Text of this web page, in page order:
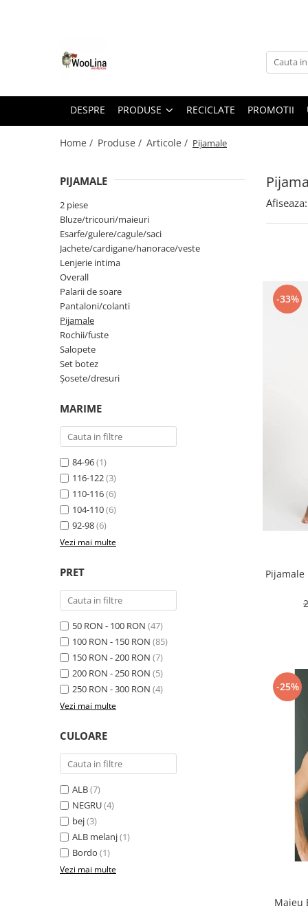
Bluze/tricouri/maieuri
Jachete/cardigane/hanorace/veste
Palarii de soare
Esarfe/gulere/cagule/saci
Șosete/dresuri
Lenjerie intima
Lână merinos 100% & amestec
SIGO
DESPRE
PRODUSE RECICLATE PROMOTII
Home / Produse / Articole / Pijamale
PIJAMALE
2 piese
Bluze/tricouri/maieuri
Esarfe/gulere/cagule/saci
Jachete/cardigane/hanorace/veste
Lenjerie intima
Overall
Palarii de soare
Pantaloni/colanti
Pijamale
Rochii/fuste
Salopete
Set botez
Șosete/dresuri
MARIME
84-96(1)
116-122(3)
110-116(6)
104-110(6)
92-98(6)
Vezi mai multe
PRET
50 RON - 100 RON (47)
100 RON - 150 RON (85)
150 RON - 200 RON (7)
200 RON - 250 RON (5)
250 RON - 300 RON (4)
Vezi mai multe
CULOARE
ALB(7)
NEGRU(4)
bej(3)
ALB melanj(1)
Bordo (1)
Vezi mai multe
Afiseaza:
-33%
Pijamale
-25%
Maieu